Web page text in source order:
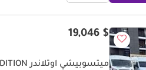
$ 19,046
ميتسوبيشي آوتلاندر PREMIUM LAUNCH EDITION